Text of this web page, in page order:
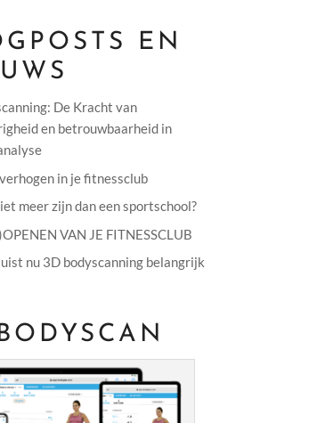
EN
De Kracht van
en betrouwbaarheid in
in je fitnessclub
meer zijn dan een sportschool?
VAN JE FITNESSCLUB
nu 3D bodyscanning belangrijk